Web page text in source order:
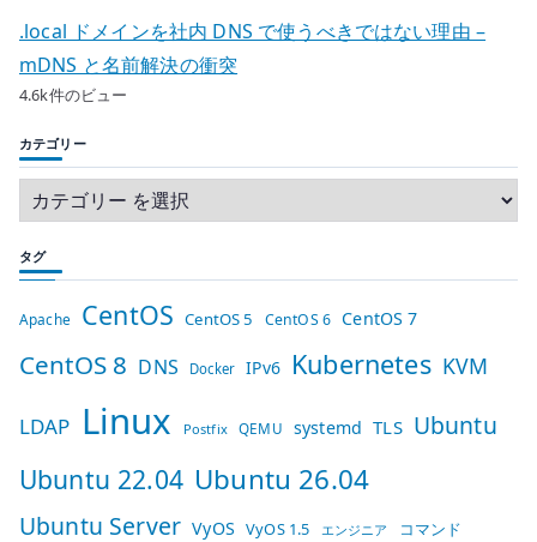
.local ドメインを社内 DNS で使うべきではない理由 –
mDNS と名前解決の衝突
4.6k件のビュー
カテゴリー
タグ
Apache CentOS CentOS 5 CentOS 6 CentOS 7
CentOS 8 DNS Docker IPv6 Kubernetes KVM
LDAP Linux Postfix QEMU systemd TLS Ubuntu
Ubuntu 22.04 Ubuntu 26.04
Ubuntu Server VyOS VyOS 1.5 エンジニア コマンド